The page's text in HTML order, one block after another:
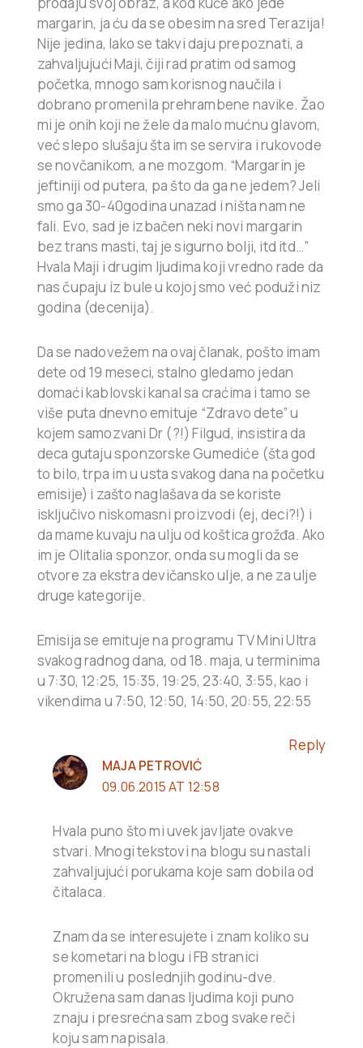
margarin, ja ću da se obesim na sred Terazija!
Nije jedina, lako se takvi daju prepoznati, a
zahvaljujući Maji, čiji rad pratim od samog
početka, mnogo sam korisnog naučila i
dobrano promenila prehrambene navike. Žao
mi je onih koji ne žele da malo mućnu glavom,
već slepo slušaju šta im se servira i rukovode
se novčanikom, a ne mozgom. “Margarin je
jeftiniji od putera, pa što da ga ne jedem? Jeli
smo ga 30-40godina unazad i ništa nam ne
fali. Evo, sad je izbačen neki novi margarin
bez trans masti, taj je sigurno bolji, itd itd…”
Hvala Maji i drugim ljudima koji vredno rade da
nas čupaju iz bule u kojoj smo već poduži niz
godina (decenija).
Da se nadovežem na ovaj članak, pošto imam
dete od 19 meseci, stalno gledamo jedan
domaći kablovski kanal sa craćima i tamo se
više puta dnevno emituje “Zdravo dete” u
kojem samozvani Dr (?!) Filgud, insistira da
deca gutaju sponzorske Gumediće (šta god
to bilo, trpa im u usta svakog dana na početku
emisije) i zašto naglašava da se koriste
isključivo niskomasni proizvodi (ej, deci?!) i
da mame kuvaju na ulju od koštica grožđa. Ako
im je Olitalia sponzor, onda su mogli da se
otvore za ekstra devičansko ulje, a ne za ulje
druge kategorije.
Emisija se emituje na programu TV Mini Ultra
svakog radnog dana, od 18. maja, u terminima
u 7:30, 12:25, 15:35, 19:25, 23:40, 3:55, kao i
vikendima u 7:50, 12:50, 14:50, 20:55, 22:55
Reply
MAJA PETROVIĆ
09.06.2015 AT 12:58
Hvala puno što mi uvek javljate ovakve
stvari. Mnogi tekstovi na blogu su nastali
zahvaljujući porukama koje sam dobila od
čitalaca.
Znam da se interesujete i znam koliko su
se kometari na blogu i FB stranici
promenili u poslednjih godinu-dve.
Okružena sam danas ljudima koji puno
znaju i presrećna sam zbog svake reči
koju sam napisala.